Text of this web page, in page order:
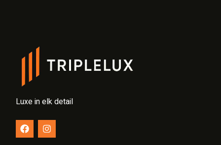
Luxe in elk detail